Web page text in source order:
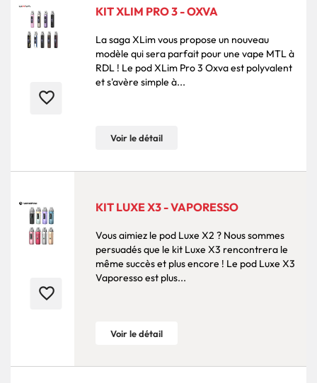
favorite_border
KIT XLIM PRO 3 - OXVA
La saga XLim vous propose un nouveau
modèle qui sera parfait pour une vape MTL à
RDL ! Le pod XLim Pro 3 Oxva est polyvalent
et s'avère simple à...
Voir le détail
favorite_border
KIT LUXE X3 - VAPORESSO
Vous aimiez le pod Luxe X2 ? Nous sommes
persuadés que le kit Luxe X3 rencontrera le
même succès et plus encore ! Le pod Luxe X3
Vaporesso est plus...
Voir le détail